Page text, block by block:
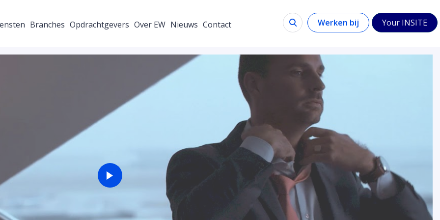
Branches Opdrachtgevers Over EW Nieuws Contact Werken bij Your INSITE